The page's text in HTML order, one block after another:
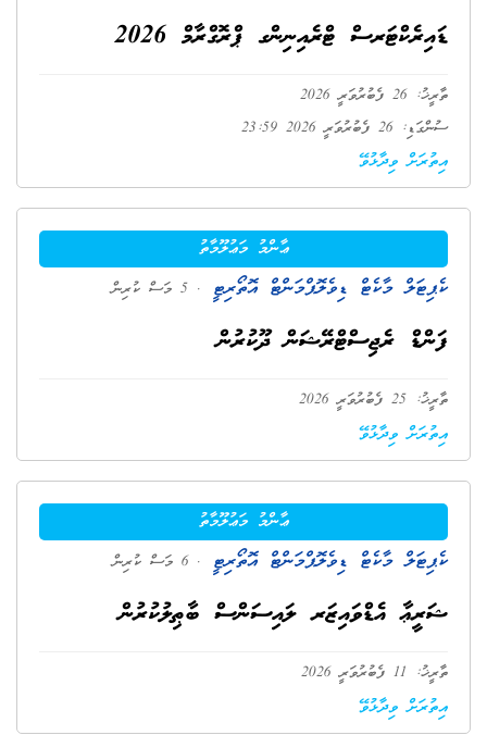
ޑައިރެކްޓަރސް ޓްރެއިނިންގ ޕްރޮގްރާމް 2026
ތާރީޚު: 26 ފެބުރުވަރީ 2026
ސުންގަޑި: 26 ފެބުރުވަރީ 2026 23:59
އިތުރަށް ވިދާޅުވޭ
ޢާންމު މަޢުލޫމާތު
ކެޕިޓަލް މާކެޓް ޑިވެލޮޕްމަންޓް އޮތޯރިޓީ . 5 މަސް ކުރިން
ފަންޑް ރެޖިސްޓްރޭޝަން ދޫކުރުން
ތާރީޚު: 25 ފެބުރުވަރީ 2026
އިތުރަށް ވިދާޅުވޭ
ޢާންމު މަޢުލޫމާތު
ކެޕިޓަލް މާކެޓް ޑިވެލޮޕްމަންޓް އޮތޯރިޓީ . 6 މަސް ކުރިން
ޝަރީޢާ އެޑްވައިޒަރ ލައިސަންސް ބާޠިލުކުރުން
ތާރީޚު: 11 ފެބުރުވަރީ 2026
އިތުރަށް ވިދާޅުވޭ